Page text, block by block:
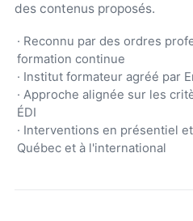
des contenus proposés.
· Reconnu par des ordres
formation continue
· Institut formateur agréé par
· Approche alignée sur les
ÉDI
· Interventions en présentiel
Québec et à l'international